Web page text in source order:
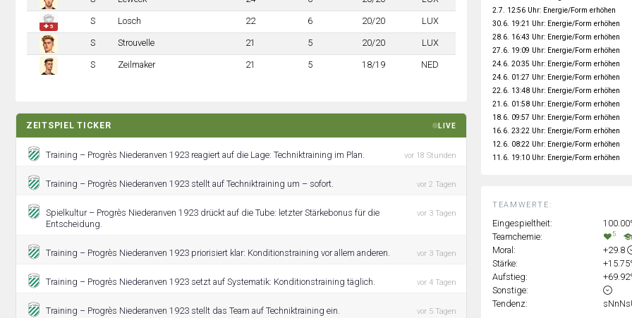
✚ 5
S Losch 22 6 20/20 LUX
S Strouvelle 21 5 20/20 LUX
S Zeilmaker 21 5 18/19 NED
ZEITSPIEL TICKER LIVE
Training – Progrès Niederanven 1923 reagiert auf die Lage: Techniktraining im Plan. vor 18 Stunden
Training – Progrès Niederanven 1923 stellt auf Techniktraining um – sofort. vor 2 Tagen
Spielkultur – Progrès Niederanven 1923 drückt auf die Tube: letzter Stärkebonus für die
Entscheidung.
vor 3 Tagen
Training – Progrès Niederanven 1923 priorisiert klar: Konditionstraining vor allem anderen. vor 3 Tagen
Training – Progrès Niederanven 1923 setzt auf Systematik: Konditionstraining täglich. vor 4 Tagen
Training – Progrès Niederanven 1923 stellt das Team auf Techniktraining ein. vor 5 Tagen
TEAMWERTE:
Eingespieltheit:
Teamchemie:
5
Moral:
+29.8
Stärke:
Aufstieg:
Sonstige:
Tendenz:
2.7. 12:56 Uhr: Energie/Form erhöhen
30.6. 19:21 Uhr: Energie/Form erhöhen
28.6. 16:43 Uhr: Energie/Form erhöhen
27.6. 19:09 Uhr: Energie/Form erhöhen
24.6. 20:35 Uhr: Energie/Form erhöhen
24.6. 01:27 Uhr: Energie/Form erhöhen
22.6. 13:48 Uhr: Energie/Form erhöhen
21.6. 01:58 Uhr: Energie/Form erhöhen
18.6. 09:57 Uhr: Energie/Form erhöhen
16.6. 23:22 Uhr: Energie/Form erhöhen
12.6. 08:22 Uhr: Energie/Form erhöhen
11.6. 19:10 Uhr: Energie/Form erhöhen